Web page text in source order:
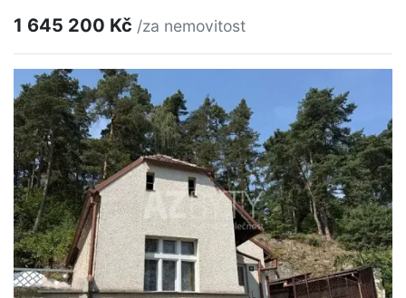
1 645 200 Kč /za nemovitost